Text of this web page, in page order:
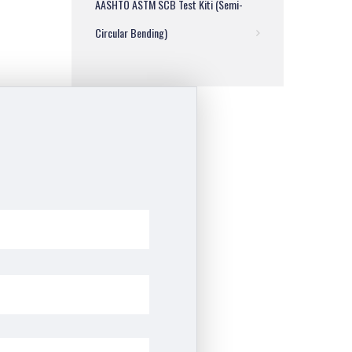
AASHTO ASTM SCB Test Kiti (Semi-
Circular Bending)